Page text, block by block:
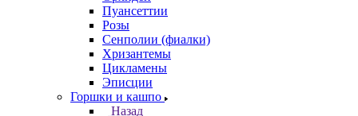
Пуансеттии
Розы
Сенполии (фиалки)
Хризантемы
Цикламены
Эписции
Горшки и кашпо
Назад